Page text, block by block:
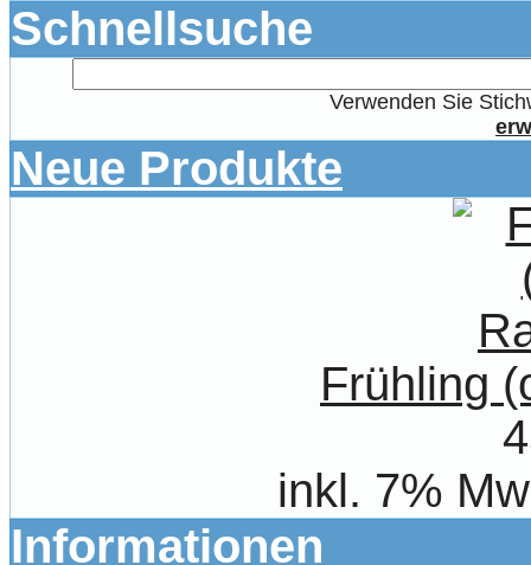
Schnellsuche
Verwenden Sie
Neue Produkte
Frühling
inkl. 7%
Informationen